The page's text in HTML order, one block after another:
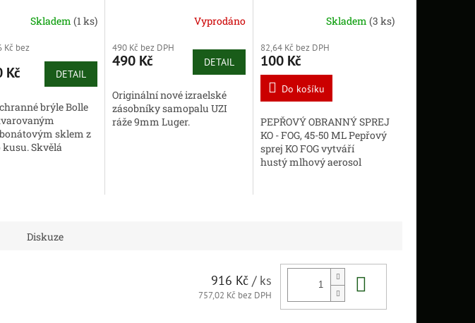
Skladem (1 ks)
Kč bez
Kč DETAIL
brýle Bolle
sklem z
Skvělá
Vyprodáno
490 Kč bez DPH
490 Kč DETAIL
Originální nové izraelské
zásobníky samopalu UZI
ráže 9mm Luger.
Skladem (3 ks)
82,64 Kč bez DPH
100 Kč
Do košíku
PEPŘOVÝ OBRANNÝ SPREJ
KO - FOG, 45-50 ML Pepřový
sprej KO FOG vytváří
hustý mlhový aerosol
Diskuze
916 Kč / ks
757,02 Kč bez DPH